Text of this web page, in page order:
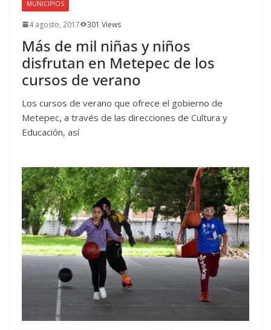
MUNICIPIOS
4 agosto, 2017 301 Views
Más de mil niñas y niños
disfrutan en Metepec de los
cursos de verano
Los cursos de verano que ofrece el gobierno de
Metepec, a través de las direcciones de Cultura y
Educación, así